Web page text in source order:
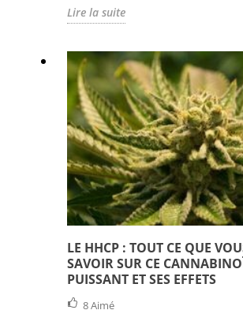
Lire la suite
LE HHCP : TOUT CE QUE
SAVOIR SUR CE
PUISSANT ET SES EFFETS
8Aimé